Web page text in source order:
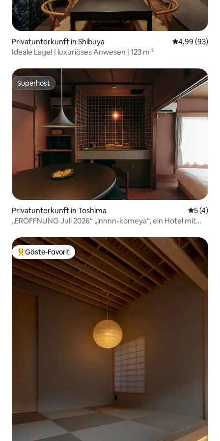
Privatunterkunft in Shibuya
4,99 (93)
Ideale Lage! | luxuriöses Anwesen | 123 m ²
Superhost
Superhost
Privatunterkunft in Toshima
5 (4)
„ERÖFFNUNG Juli 2026“ „innnn-komeya“, ein Hotel mit
Minuten vom Bahnhof Higashi-Nagasaki entfernt
Beliebter Gäste-Favorit.
Gäste-Favorit